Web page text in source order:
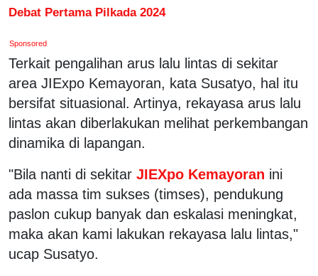
Debat Pertama Pilkada 2024
Sponsored
Terkait pengalihan arus lalu lintas di sekitar
area JIExpo Kemayoran, kata Susatyo, hal itu
bersifat situasional. Artinya, rekayasa arus lalu
lintas akan diberlakukan melihat perkembangan
dinamika di lapangan.
"Bila nanti di sekitar JIEXpo Kemayoran ini
ada massa tim sukses (timses), pendukung
paslon cukup banyak dan eskalasi meningkat,
maka akan kami lakukan rekayasa lalu lintas,"
ucap Susatyo.